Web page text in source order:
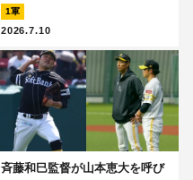
1軍
2026.7.10
斉藤和巳監督が山本恵大を呼び